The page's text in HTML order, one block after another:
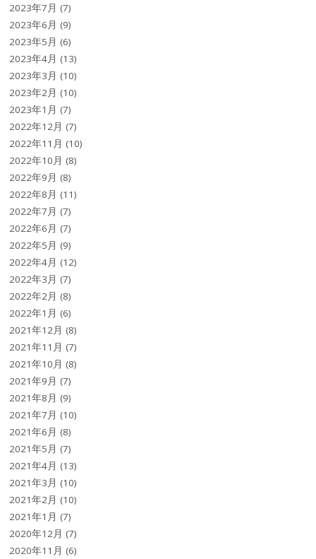
2023年7月 (7)
2023年6月 (9)
2023年5月 (6)
2023年4月 (13)
2023年3月 (10)
2023年2月 (10)
2023年1月 (7)
2022年12月 (7)
2022年11月 (10)
2022年10月 (8)
2022年9月 (8)
2022年8月 (11)
2022年7月 (7)
2022年6月 (7)
2022年5月 (9)
2022年4月 (12)
2022年3月 (7)
2022年2月 (8)
2022年1月 (6)
2021年12月 (8)
2021年11月 (7)
2021年10月 (8)
2021年9月 (7)
2021年8月 (9)
2021年7月 (10)
2021年6月 (8)
2021年5月 (7)
2021年4月 (13)
2021年3月 (10)
2021年2月 (10)
2021年1月 (7)
2020年12月 (7)
2020年11月 (6)